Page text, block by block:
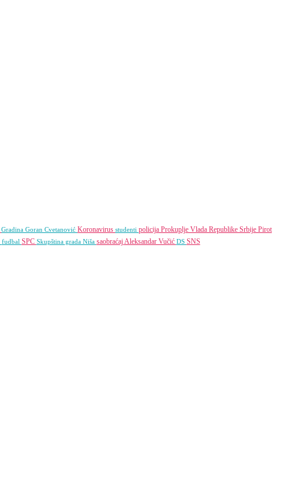
Gradina Goran Cvetanović Koronavirus studenti policija Prokuplje Vlada Republike Srbije Pirot
fudbal SPC Skupština grada Niša saobraćajAleksandar Vučić DS SNS